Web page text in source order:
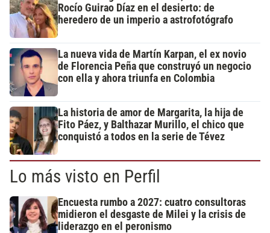
Rocío Guirao Díaz en el desierto: de
heredero de un imperio a astrofotógrafo
La nueva vida de Martín Karpan, el ex novio
de Florencia Peña que construyó un negocio
con ella y ahora triunfa en Colombia
La historia de amor de Margarita, la hija de
Fito Páez, y Balthazar Murillo, el chico que
conquistó a todos en la serie de Tévez
Lo más visto en Perfil
Encuesta rumbo a 2027: cuatro consultoras
midieron el desgaste de Milei y la crisis de
liderazgo en el peronismo